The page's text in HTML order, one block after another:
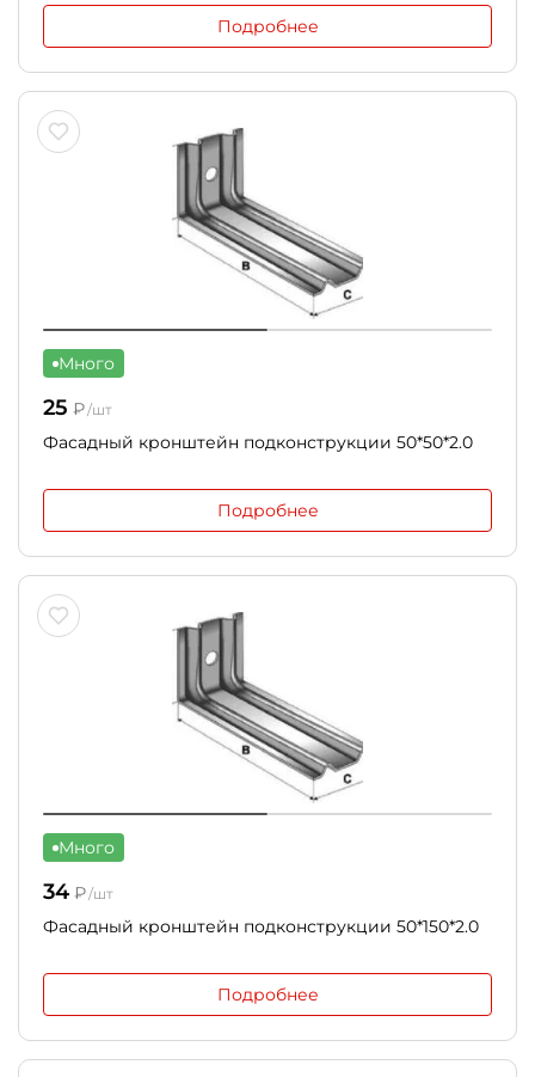
Подробнее
Много
25 ₽/шт
Фасадный кронштейн подконструкции 50*50*2.0
Подробнее
Много
34 ₽/шт
Фасадный кронштейн подконструкции 50*150*2.0
Подробнее